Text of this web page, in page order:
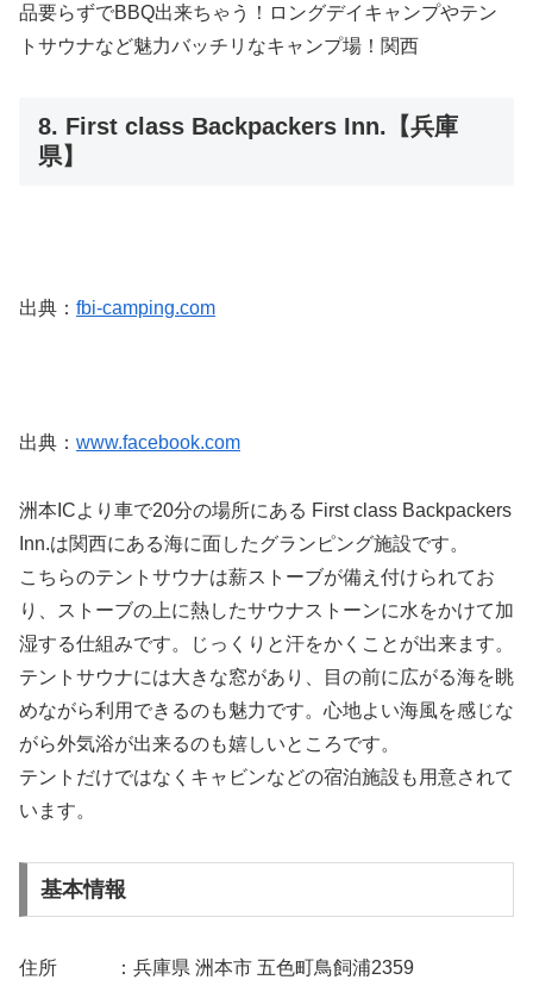
品要らずでBBQ出来ちゃう！ロングデイキャンプやテン
トサウナなど魅力バッチリなキャンプ場！関西
8. First class Backpackers Inn.【兵庫
県】
出典： fbi-camping.com
出典： www.facebook.com
洲本ICより車で20分の場所にある First class Backpackers
Inn.は関西にある海に面したグランピング施設です。
こちらのテントサウナは薪ストーブが備え付けられてお
り、ストーブの上に熱したサウナストーンに水をかけて加
湿する仕組みです。じっくりと汗をかくことが出来ます。
テントサウナには大きな窓があり、目の前に広がる海を眺
めながら利用できるのも魅力です。心地よい海風を感じな
がら外気浴が出来るのも嬉しいところです。
テントだけではなくキャビンなどの宿泊施設も用意されて
います。
基本情報
住所 ：兵庫県 洲本市 五色町鳥飼浦2359